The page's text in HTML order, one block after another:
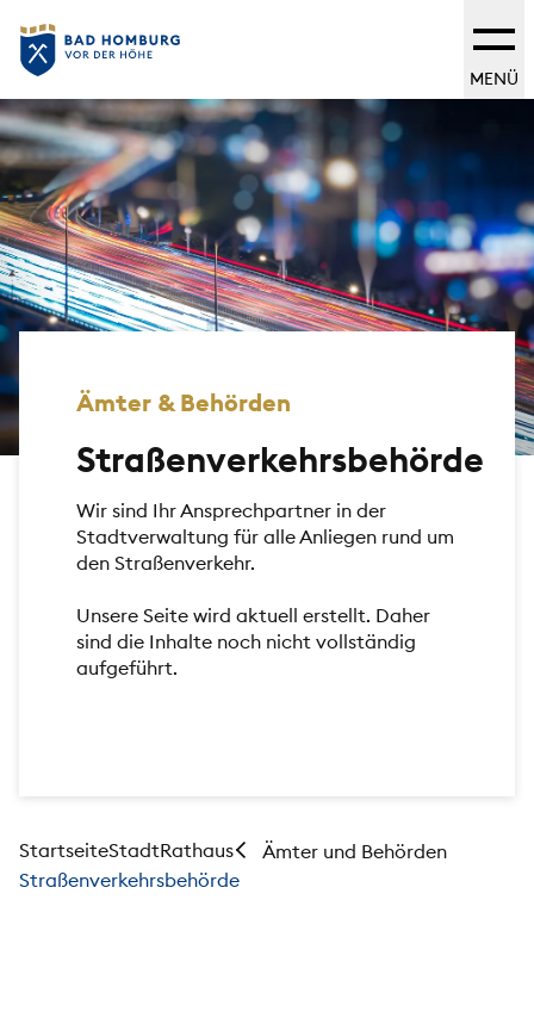
MENÜ
Ämter & Behörden
Straßenverkehrsbehörde
Wir sind Ihr Ansprechpartner in der
Stadtverwaltung für alle Anliegen rund um
den Straßenverkehr.
Unsere Seite wird aktuell erstellt. Daher
sind die Inhalte noch nicht vollständig
aufgeführt.
StartseiteStadtRathaus
Ämter und Behörden
Straßenverkehrsbehörde